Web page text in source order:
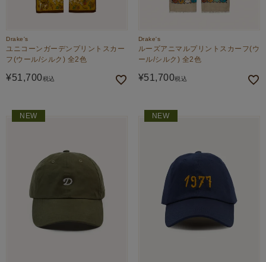
Drake's
ユニコーンガーデンプリントスカー
フ(ウール/シルク) 全2色
¥51,700税込
Drake's
ルーズアニマルプリントスカーフ(ウ
ール/シルク) 全2色
¥51,700税込
NEW NEW